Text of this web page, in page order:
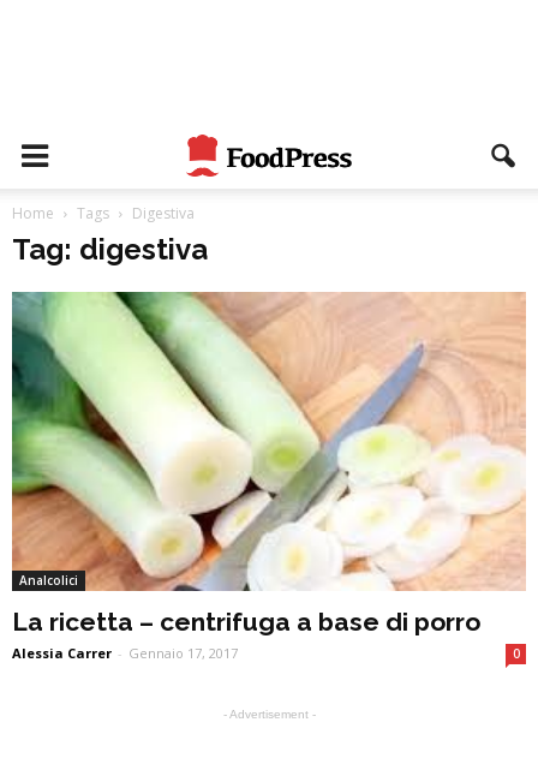
Home Tags Digestiva
Tag: digestiva
Analcolici
La ricetta – centrifuga a base di porro
Alessia Carrer - Gennaio 17, 2017 0
- Advertisement -